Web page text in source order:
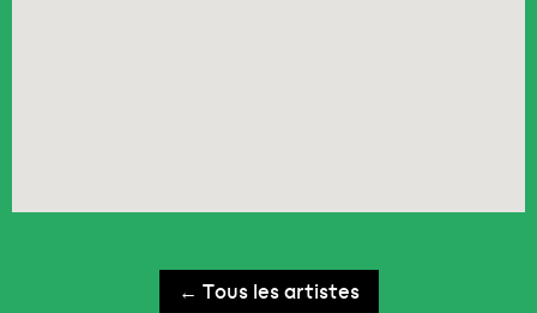
← Tous les artistes